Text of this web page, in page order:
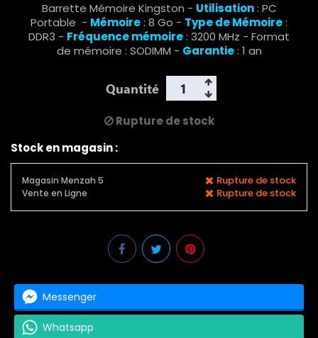
Barrette Mémoire Kingston - Utilisation: PC
Portable - Mémoire: 8 Go - Type de Mémoire:
DDR3 - Fréquence mémoire: 3200 MHz - Format
de mémoire : SODIMM - Garantie: 1 an
Quantité
Rupture de stock
Stock en magasin :
Magasin Menzah 5 Rupture de stock
Vente en Ligne Rupture de stock
Messenger
Whatsapp